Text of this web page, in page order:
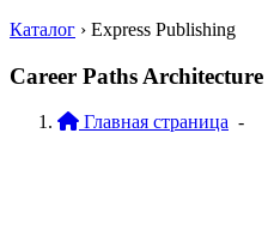
Каталог › Express Publishing
Career Paths
Главная страница -